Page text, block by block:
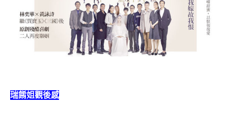
瑞餚姐觀後感